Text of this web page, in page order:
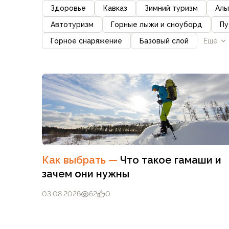
Брюки софтшелл и ветрозащита
Флисовые брюки
Беговые и спортивные
Шорты
Термофутболки
Термокальсоны
Термотрусы
Комбинезоны, изотермики
Футболки, лонгсливы
Рубашки
Нижнее белье
Спелеокомбинезоны
Женская одежда
Здоровье Кавказ Зимний туризм
Автотуризм
Горные лыжи и сноуборд
Горное снаряжение
Базовый слой Eщё
Как выбрать — Что такое гамаши и
зачем они нужны
03.08.2026 62 0